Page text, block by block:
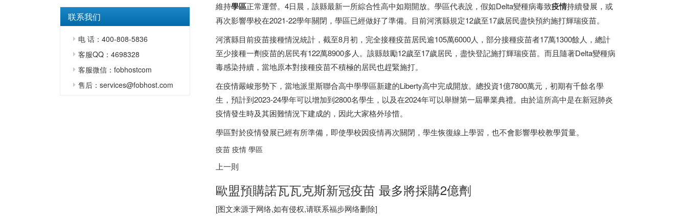
联系我们
电 话：400-808-5836
客服QQ：4698328
客服微信：fobhostcom
售后：services@fobhost.com
維持學區正常運營。4日晨，該縣最新一所綜合性高中如期開放。學區代表說，假如Delta變種病毒致疫情持續發展，或
再次影響學校在2021-22學年關閉，學區已經做好了準備。目前河濱縣規定12歲至17歲居民盡快預約施打輝瑞疫苗。
河濱縣目前疫苗接種情況統計，截至8月初，完全接種疫苗居民逾105萬6000人，部分接種疫苗者17萬1300餘人，總計
至少接種一劑疫苗的居民有122萬8900多人。該縣鼓勵12歲至17歲居民，盡快登記施打輝瑞疫苗。而且隨著Delta變種病
毒感染持續，當地原本對接種疫苗不積極的居民也趕緊施打。
在疫情嚴峻形勢下，當地派里斯聯合高中學學區新建的Liberty高中完成開放。總投資1億7800萬元，初期有千餘名學
生，預計到2023-24學年可以增加到2800名學生，以及在2024年可以舉辦第一屆畢業典禮。由於這所高中是在新冠肺炎
疫情發生時及其困難情況下建成的，因此大家格外珍惜。
學區對於疫情發展已經有所準備，即使學校因疫情再次關閉，學生恢復線上學習，也不會影響學校教學質量。
疫苗 疫情 學區
上一則
歐盟預購諾瓦瓦克斯新冠疫苗 最多將採購2億劑
[图文来源于网络,如有侵权,请联系福步网络删除]